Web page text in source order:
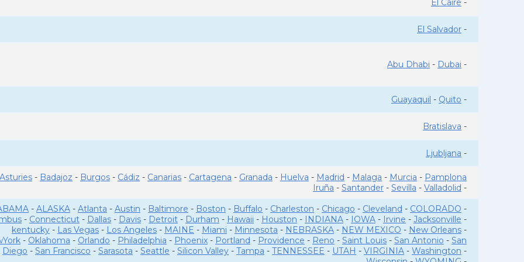
El Caire -
El Salvador -
Abu Dhabi - Dubai -
Guayaquil - Quito -
Bratislava -
Ljubljana -
Asturies - Badajoz - Burgos - Cádiz - Canarias - Cartagena - Granada - Huelva - Madrid - Malaga - Murcia - Pamplona
Iruña - Santander - Sevilla - Valladolid -
- ALASKA - Atlanta - Austin - Baltimore - Boston - Buffalo - Charleston - Chicago - Cleveland - COLORADO -
- Connecticut - Dallas - Davis - Detroit - Durham - Hawaii - Houston - INDIANA - IOWA - Irvine - Jacksonville -
kentucky - Las Vegas - Los Angeles - MAINE - Miami - Minnesota - NEBRASKA - NEW MEXICO - New Orleans -
- Oklahoma - Orlando - Philadelphia - Phoenix - Portland - Providence - Reno - Saint Louis - San Antonio - San
Diego - San Francisco - Sarasota - Seattle - Silicon Valley - Tampa - TENNESSEE - UTAH - VIRGINIA - Washington -